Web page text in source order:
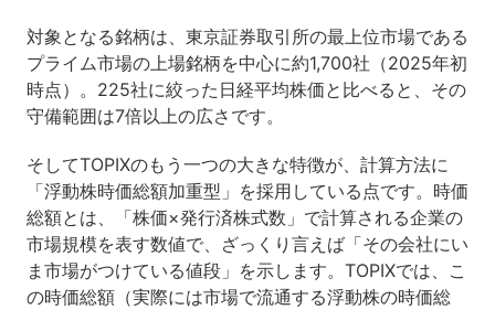
対象となる銘柄は、東京証券取引所の最上位市場である
プライム市場の上場銘柄を中心に約1,700社（2025年初
時点）。225社に絞った日経平均株価と比べると、その
守備範囲は7倍以上の広さです。
そしてTOPIXのもう一つの大きな特徴が、計算方法に
「浮動株時価総額加重型」を採用している点です。時価
総額とは、「株価×発行済株式数」で計算される企業の
市場規模を表す数値で、ざっくり言えば「その会社にい
ま市場がつけている値段」を示します。TOPIXでは、こ
の時価総額（実際には市場で流通する浮動株の時価総